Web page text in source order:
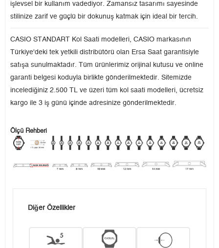
işlevsel bir kullanım vadediyor. Zamansız tasarımı sayesinde
stilinize zarif ve güçlü bir dokunuş katmak için ideal bir tercih.
CASIO STANDART Kol Saati modelleri, CASIO markasının
Türkiye'deki tek yetkili distribütörü olan Ersa Saat garantisiyle
satışa sunulmaktadır. Tüm ürünlerimiz orijinal kutusu ve online
garanti belgesi koduyla birlikte gönderilmektedir. Sitemizde
incelediğiniz 2.500 TL ve üzeri tüm kol saati modelleri, ücretsiz
kargo ile 3 iş günü içinde adresinize gönderilmektedir.
Ölçü Rehberi
Diğer Özellikler